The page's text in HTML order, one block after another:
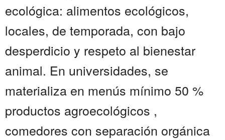
ecológica: alimentos ecológicos,
locales, de temporada, con bajo
desperdicio y respeto al bienestar
animal. En universidades, se
materializa en menús mínimo 50 %
productos agroecológicos ,
comedores con separación orgánica